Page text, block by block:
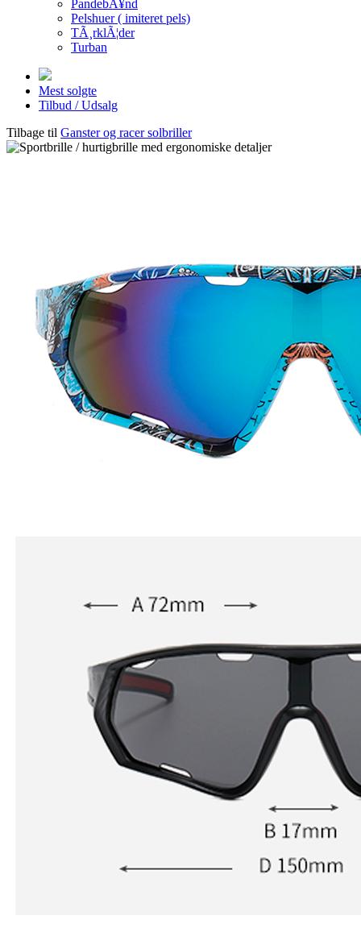
PandebÃ¥nd
Pelshuer ( imiteret pels)
TÃ¸rklÃ¦der
Turban
Mest solgte
Tilbud / Udsalg
Tilbage til Ganster og racer solbriller